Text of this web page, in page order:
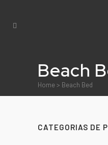
Beach
Home> Beach Bed
CATEGORIAS DE